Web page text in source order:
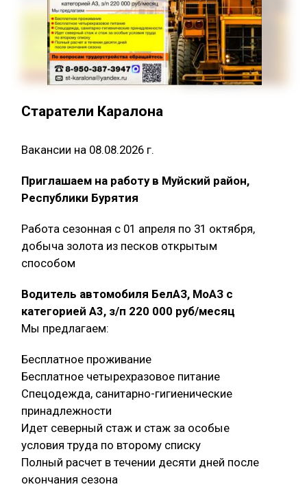
Старатели Каралона
Вакансии на 08.08.2026 г.
Приглашаем на работу в Муйский район,
Республики Бурятия
Работа сезонная с 01 апреля по 31 октября,
добыча золота из песков открытым
способом
Водитель автомобиля БелАЗ, МоАЗ с
категорией А3, з/п 220 000 руб/месяц
Мы предлагаем:
Бесплатное проживание
Бесплатное четырехразовое питание
Спецодежда, санитарно-гигиенические
принадлежности
Идет северный стаж и стаж за особые
условия труда по второму списку
Полный расчет в течении десяти дней после
окончания сезона